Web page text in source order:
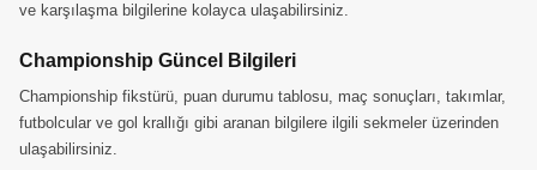
ve karşılaşma bilgilerine kolayca ulaşabilirsiniz.
Championship Güncel Bilgileri
Championship fikstürü, puan durumu tablosu, maç sonuçları, takımlar,
futbolcular ve gol krallığı gibi aranan bilgilere ilgili sekmeler üzerinden
ulaşabilirsiniz.